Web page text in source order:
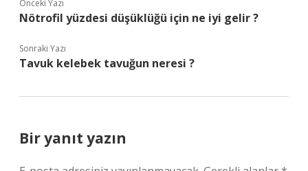
Önceki Yazı
Nötrofil yüzdesi düşüklüğü için ne iyi gelir ?
Sonraki Yazı
Tavuk kelebek tavuğun neresi ?
Bir yanıt yazın